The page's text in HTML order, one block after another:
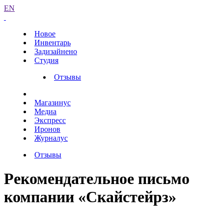
EN
Новое
Инвентарь
Задизайнено
Студия
Отзывы
Магазинус
Медиа
Экспресс
Иронов
Журналус
Отзывы
Рекомендательное письмо
компании «Скайстейрз»